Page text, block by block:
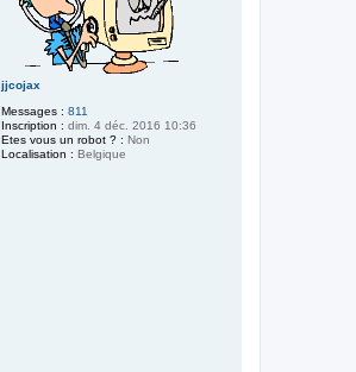
jjcojax
Messages : 811
Inscription : dim. 4 déc. 2016 10:36
Etes vous un robot ? : Non
Localisation : Belgique